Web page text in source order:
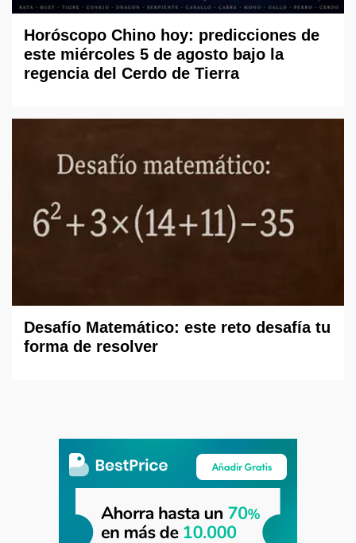
Horóscopo Chino hoy: predicciones de
este miércoles 5 de agosto bajo la
regencia del Cerdo de Tierra
Desafío Matemático: este reto desafía tu
forma de resolver